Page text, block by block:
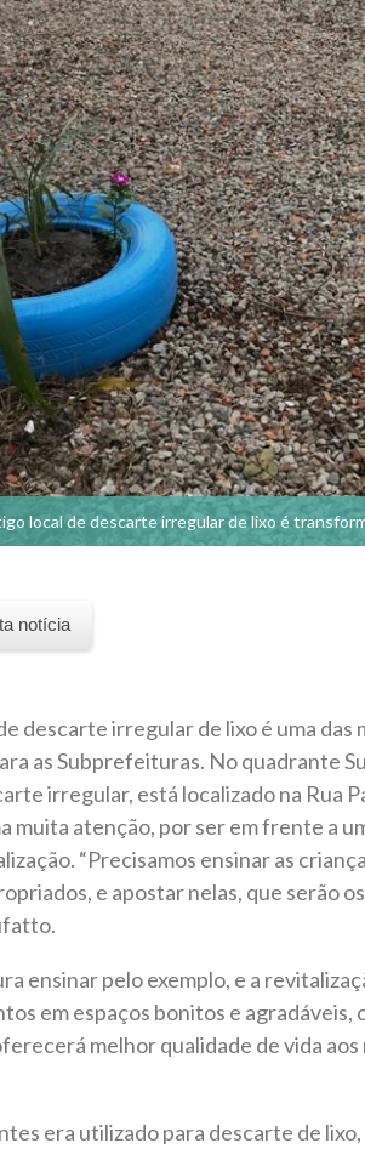
local de descarte irregular de lixo é
notícia
descarte irregular de lixo é uma das
as Subprefeituras. No quadrante
irregular, está localizado na Rua
muita atenção, por ser em frente a
“Precisamos ensinar as
e apostar nelas, que serão
ensinar pelo exemplo, e a
em espaços bonitos e agradáveis,
melhor qualidade de vida
era utilizado para descarte de